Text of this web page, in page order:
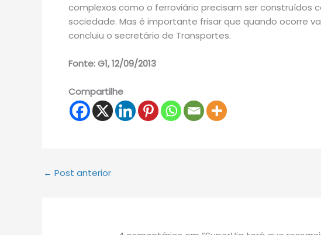
complexos como o ferroviário precisam ser construídos
sociedade. Mas é importante frisar que quando ocorre
concluiu o secretário de Transportes.
Fonte: G1, 12/09/2013
Compartilhe
← Post anterior